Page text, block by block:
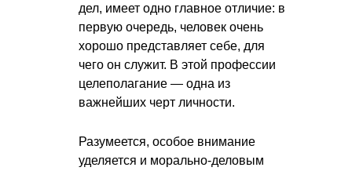
дел, имеет одно главное отличие: в
первую очередь, человек очень
хорошо представляет себе, для
чего он служит. В этой профессии
целеполагание — одна из
важнейших черт личности.
Разумеется, особое внимание
уделяется и морально-деловым